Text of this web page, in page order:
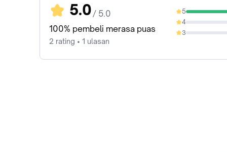
5.0 / 5.0
100% pembeli merasa puas
2 rating • 1 ulasan
5
100%
4
0%
3
0%